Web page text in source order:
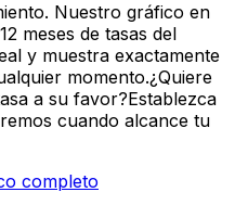
Nuestro gráfico en
meses de tasas del
y muestra exactamente
momento.¿Quiere
a su favor?Establezca
cuando alcance tu
completo